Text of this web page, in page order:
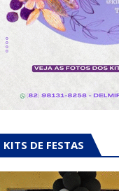
KITS DE FESTAS